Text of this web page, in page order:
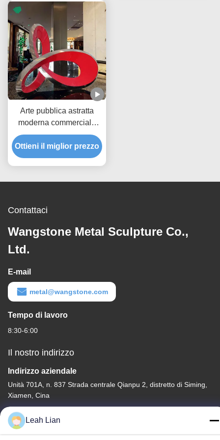
Arte pubblica astratta
moderna commerciale
grande Scultura in
acciaio inossidabile
Ottieni il miglior prezzo
Contattaci
Wangstone Metal Sculpture Co.,
Ltd.
E-mail
metal@wangstone.com
Tempo di lavoro
8:30-6:00
Il nostro indirizzo
Indirizzo aziendale
Unità 701A, n. 837 Strada centrale Qianpu 2, distretto di Siming,
Xiamen, Cina
Indirizzo della fabbrica
No. 72, Yongjun Road, villaggio Wufeng, città di Chongwu,
Leah Lian